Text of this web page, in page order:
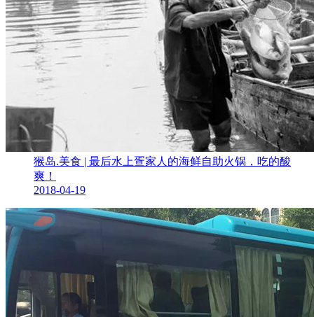
猴岛.美食 | 最后水上疍家人的海鲜自助火锅，吃的酸
爽！
2018-04-19